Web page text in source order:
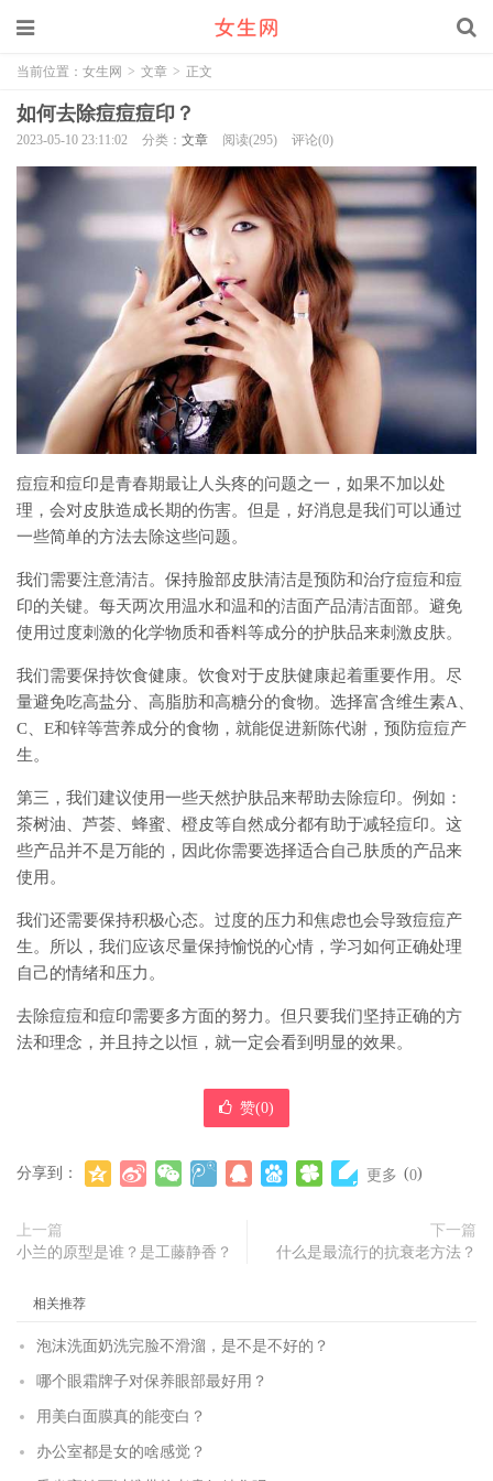
当前位置： 女生网 > 文章 > 正文
如何去除痘痘痘印？
2023-05-10 23:11:02 分类： 文章 阅读(295) 评论(0)
痘痘和痘印是青春期最让人头疼的问题之一，如果不加以处
理，会对皮肤造成长期的伤害。但是，好消息是我们可以通过
一些简单的方法去除这些问题。
我们需要注意清洁。保持脸部皮肤清洁是预防和治疗痘痘和痘
印的关键。每天两次用温水和温和的洁面产品清洁面部。避免
使用过度刺激的化学物质和香料等成分的护肤品来刺激皮肤。
我们需要保持饮食健康。饮食对于皮肤健康起着重要作用。尽
量避免吃高盐分、高脂肪和高糖分的食物。选择富含维生素A、
C、E和锌等营养成分的食物，就能促进新陈代谢，预防痘痘产
生。
第三，我们建议使用一些天然护肤品来帮助去除痘印。例如：
茶树油、芦荟、蜂蜜、橙皮等自然成分都有助于减轻痘印。这
些产品并不是万能的，因此你需要选择适合自己肤质的产品来
使用。
我们还需要保持积极心态。过度的压力和焦虑也会导致痘痘产
生。所以，我们应该尽量保持愉悦的心情，学习如何正确处理
自己的情绪和压力。
去除痘痘和痘印需要多方面的努力。但只要我们坚持正确的方
法和理念，并且持之以恒，就一定会看到明显的效果。
赞(0)
分享到： 更多 (0)
上一篇
小兰的原型是谁？是工藤静香？
下一篇
什么是最流行的抗衰老方法？
相关推荐
泡沫洗面奶洗完脸不滑溜，是不是不好的？
哪个眼霜牌子对保养眼部最好用？
用美白面膜真的能变白？
办公室都是女的啥感觉？